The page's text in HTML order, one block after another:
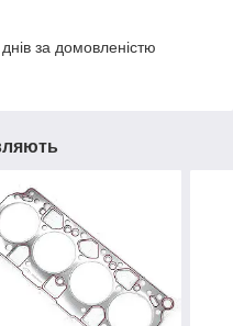
за домовленістю